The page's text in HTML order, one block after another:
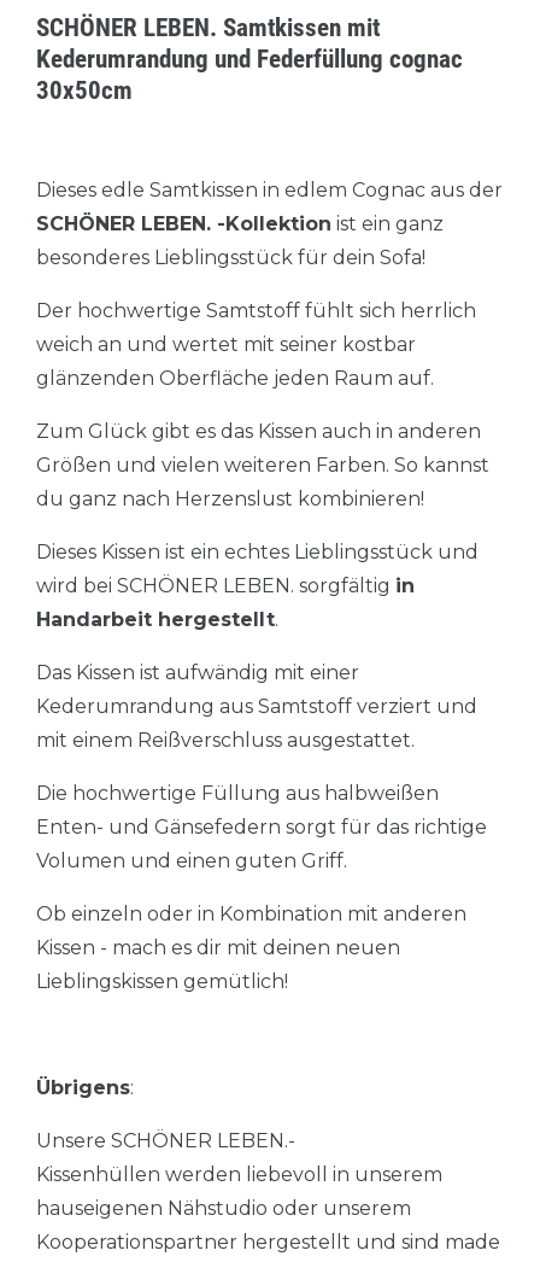
SCHÖNER LEBEN. Samtkissen mit
Kederumrandung und Federfüllung cognac
30x50cm
Dieses edle Samtkissen in edlem Cognac aus der
SCHÖNER LEBEN. -Kollektion ist ein ganz
besonderes Lieblingsstück für dein Sofa!
Der hochwertige Samtstoff fühlt sich herrlich
weich an und wertet mit seiner kostbar
glänzenden Oberfläche jeden Raum auf.
Zum Glück gibt es das Kissen auch in anderen
Größen und vielen weiteren Farben. So kannst
du ganz nach Herzenslust kombinieren!
Dieses Kissen ist ein echtes Lieblingsstück und
wird bei SCHÖNER LEBEN. sorgfältig in
Handarbeit hergestellt.
Das Kissen ist aufwändig mit einer
Kederumrandung aus Samtstoff verziert und
mit einem Reißverschluss ausgestattet.
Die hochwertige Füllung aus halbweißen
Enten- und Gänsefedern sorgt für das richtige
Volumen und einen guten Griff.
Ob einzeln oder in Kombination mit anderen
Kissen - mach es dir mit deinen neuen
Lieblingskissen gemütlich!
Übrigens:
Unsere SCHÖNER LEBEN.-
Kissenhüllen werden liebevoll in unserem
hauseigenen Nähstudio oder unserem
Kooperationspartner hergestellt und sind made